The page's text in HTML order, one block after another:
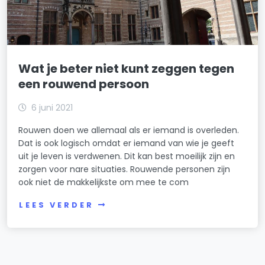
Wat je beter niet kunt zeggen tegen
een rouwend persoon
6 juni 2021
Rouwen doen we allemaal als er iemand is overleden.
Dat is ook logisch omdat er iemand van wie je geeft
uit je leven is verdwenen. Dit kan best moeilijk zijn en
zorgen voor nare situaties. Rouwende personen zijn
ook niet de makkelijkste om mee te com
LEES VERDER